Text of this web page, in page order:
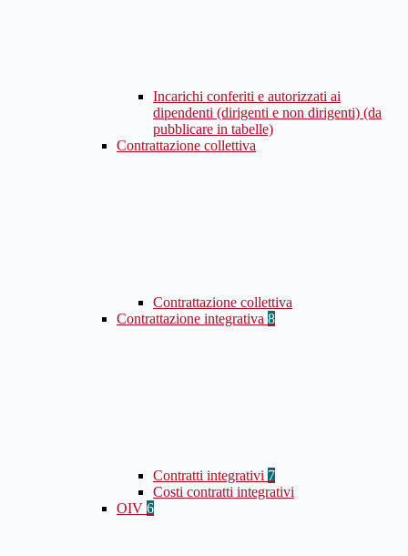
Incarichi conferiti e autorizzati ai
dipendenti (dirigenti e non dirigenti) (da
pubblicare in tabelle)
Contrattazione collettiva
Contrattazione collettiva
Contrattazione integrativa 8
Contratti integrativi 7
Costi contratti integrativi
OIV 6